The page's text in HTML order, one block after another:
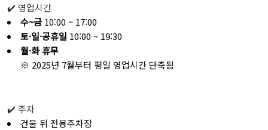
✔️ 영업시간
수~금 10:00 ~ 17:00
토·일·공휴일 10:00 ~ 19:30
월·화 휴무
※ 2025년 7월부터 평일 영업시간 단축됨
✔️ 주차
건물 뒤 전용주차장